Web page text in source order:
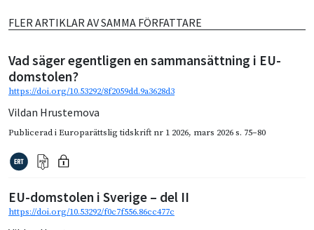
FLER ARTIKLAR AV SAMMA FÖRFATTARE
Vad säger egentligen en sammansättning i EU-
domstolen?
https://doi.org/10.53292/8f2059dd.9a3628d3
Vildan Hrustemova
Publicerad iEuroparättslig tidskrift nr 1 2026, mars 2026s. 75–80
EU-domstolen i Sverige – del II
https://doi.org/10.53292/f0c7f556.86cc477c